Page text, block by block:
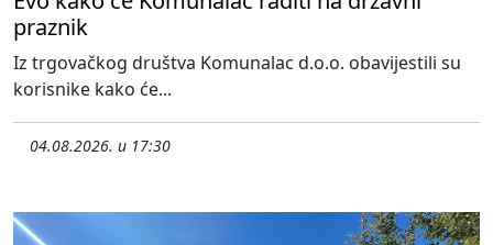
praznik
Iz trgovačkog društva Komunalac d.o.o. obavijestili su
korisnike kako će...
04.08.2026. u 17:30